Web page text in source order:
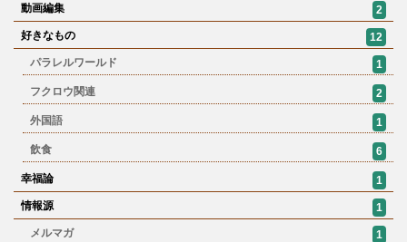
動画編集
2
好きなもの
12
パラレルワールド
1
フクロウ関連 2
外国語 1
飲食 6
幸福論
1
情報源
1
メルマガ
1